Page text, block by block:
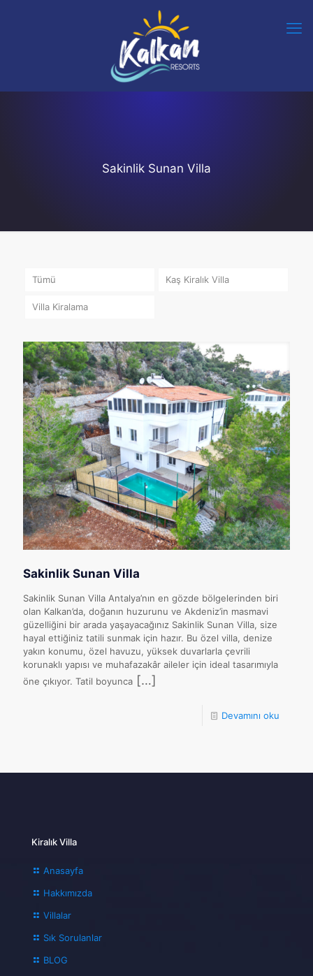
Sakinlik Sunan Villa
Tümü Kaş Kiralık Villa
Villa Kiralama
Sakinlik Sunan Villa
Sakinlik Sunan Villa Antalya’nın en gözde bölgelerinden biri
olan Kalkan’da, doğanın huzurunu ve Akdeniz’in masmavi
güzelliğini bir arada yaşayacağınız Sakinlik Sunan Villa, size
hayal ettiğiniz tatili sunmak için hazır. Bu özel villa, denize
yakın konumu, özel havuzu, yüksek duvarlarla çevrili
korunaklı yapısı ve muhafazakâr aileler için ideal tasarımıyla
öne çıkıyor. Tatil boyunca […]
Devamını oku
Kiralık Villa
Anasayfa
Hakkımızda
Villalar
Sık Sorulanlar
BLOG